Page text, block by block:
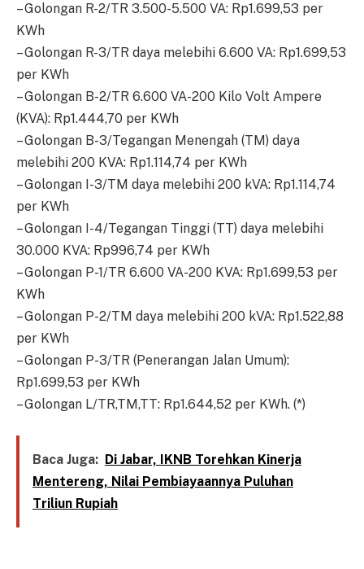
– Golongan R-2/TR 3.500-5.500 VA: Rp1.699,53 per
KWh
– Golongan R-3/TR daya melebihi 6.600 VA: Rp1.699,53
per KWh
– Golongan B-2/TR 6.600 VA-200 Kilo Volt Ampere
(KVA): Rp1.444,70 per KWh
– Golongan B-3/Tegangan Menengah (TM) daya
melebihi 200 KVA: Rp1.114,74 per KWh
– Golongan I-3/TM daya melebihi 200 kVA: Rp1.114,74
per KWh
– Golongan I-4/Tegangan Tinggi (TT) daya melebihi
30.000 KVA: Rp996,74 per KWh
– Golongan P-1/TR 6.600 VA-200 KVA: Rp1.699,53 per
KWh
– Golongan P-2/TM daya melebihi 200 kVA: Rp1.522,88
per KWh
– Golongan P-3/TR (Penerangan Jalan Umum):
Rp1.699,53 per KWh
– Golongan L/TR,TM,TT: Rp1.644,52 per KWh. (*)
Baca Juga: Di Jabar, IKNB Torehkan Kinerja
Mentereng, Nilai Pembiayaannya Puluhan
Triliun Rupiah